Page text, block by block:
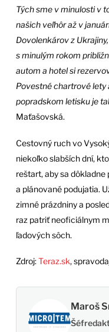
Tých sme v minulosti v
našich veľhôr až v
Dovolenkárov z
s minulým rokom
autom a hotel si
Povestné chartrové lety
popradskom letisku je
Maťašovská.
Cestovný ruch vo
niekoľko slabších dní,
reštart, aby sa
a plánované podujatia.
zimné prázdniny a
raz patriť neoficiálnym
ľadových sôch.
Zdroj:Teraz.sk,
Maroš